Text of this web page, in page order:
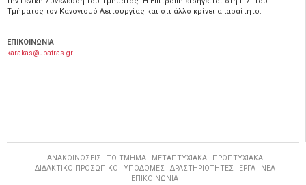
Τμήματος τον Κανονισμό Λειτουργίας και ότι άλλο κρίνει απαραίτητο.
ΕΠΙΚΟΙΝΩΝΙΑ
karakas@upatras.gr
ΑΝΑΚΟΙΝΩΣΕΙΣ ΤΟ ΤΜΗΜΑ ΜΕΤΑΠΤΥΧΙΑΚΑ
ΠΡΟΠΤΥΧΙΑΚΑ
ΔΙΔΑΚΤΙΚΟ ΠΡΟΣΩΠΙΚΟ
ΥΠΟΔΟΜΕΣ ΔΡΑΣΤΗΡΙΟΤΗΤΕΣ ΕΡΓΑ
ΝΕΑ
ΕΠΙΚΟΙΝΩΝΙΑ